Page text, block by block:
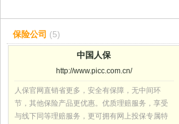
保险公司 (5)
中国人保
http://www.picc.com.cn/
人保官网直销省更多，安全有保障，无中间环
节，其他保险产品更优惠。优质理赔服务，享受
与线下同等理赔服务，更可拥有网上投保专属特